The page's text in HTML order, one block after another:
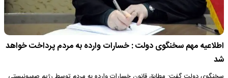
اطلاعیه مهم سخنگوی دولت : خسارات وارده به مردم پرداخت خواهد
شد